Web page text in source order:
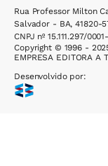
Rua Professor Milton
Salvador - BA, 41820-
CNPJ nº 15.111.297/
Copyright © 1996 -
EMPRESA EDITORA A
Desenvolvido por: